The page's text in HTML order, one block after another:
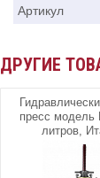
Артикул
ДРУГИЕ
пресс модель
литров,